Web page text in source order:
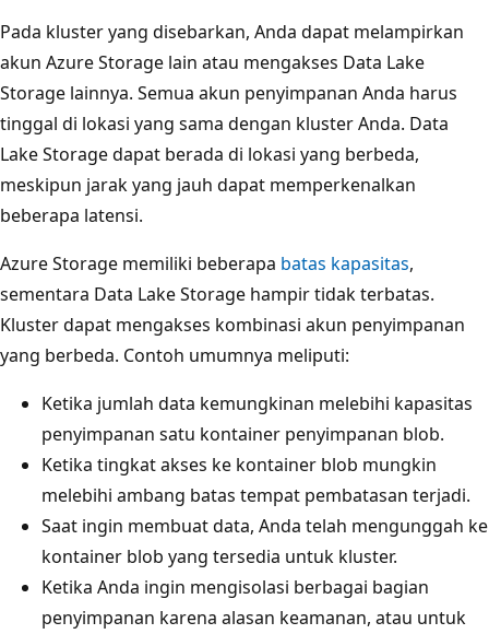
Pada kluster yang disebarkan, Anda dapat melampirkan
akun Azure Storage lain atau mengakses Data Lake
Storage lainnya. Semua akun penyimpanan Anda harus
tinggal di lokasi yang sama dengan kluster Anda. Data
Lake Storage dapat berada di lokasi yang berbeda,
meskipun jarak yang jauh dapat memperkenalkan
beberapa latensi.
Azure Storage memiliki beberapa batas kapasitas,
sementara Data Lake Storage hampir tidak terbatas.
Kluster dapat mengakses kombinasi akun penyimpanan
yang berbeda. Contoh umumnya meliputi:
Ketika jumlah data kemungkinan melebihi kapasitas
penyimpanan satu kontainer penyimpanan blob.
Ketika tingkat akses ke kontainer blob mungkin
melebihi ambang batas tempat pembatasan terjadi.
Saat ingin membuat data, Anda telah mengunggah ke
kontainer blob yang tersedia untuk kluster.
Ketika Anda ingin mengisolasi berbagai bagian
penyimpanan karena alasan keamanan, atau untuk